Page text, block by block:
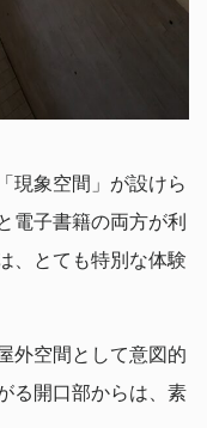
現象空間」が設けら
電子書籍の両方が利
、とても特別な体験
外空間として意図的
る開口部からは、素